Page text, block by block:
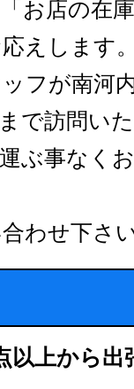
お店の在
えします
フが南河
で訪問い
ぶ事なく
わせ下さ
以上から出